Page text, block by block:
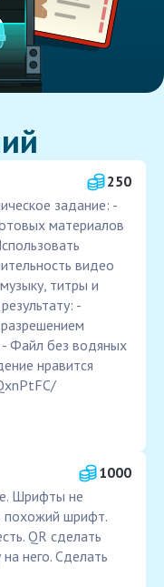
250
задание: -
материалов
видео
титры и
-
Файл без водяных
нравится
1000
Шрифты не
похожий шрифт.
QR сделать
него. Сделать